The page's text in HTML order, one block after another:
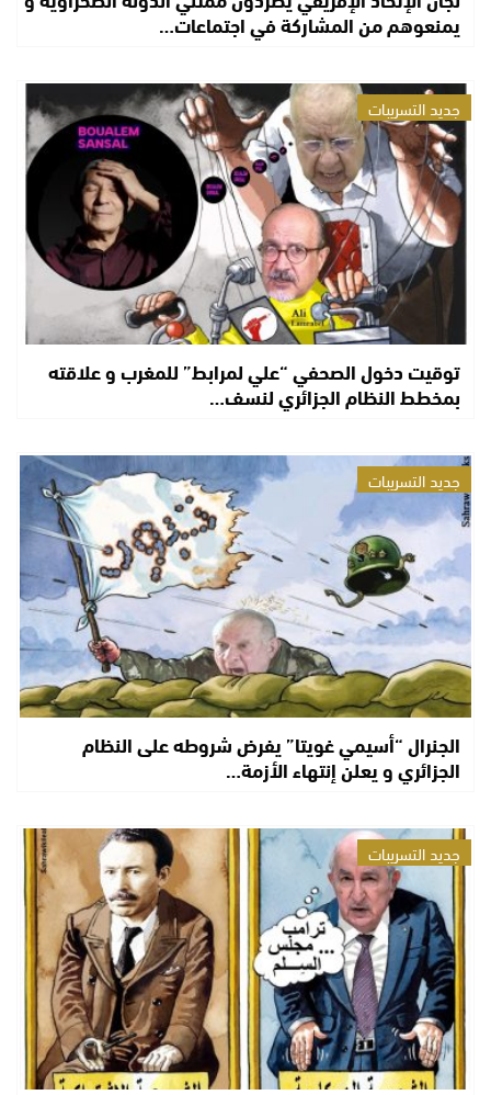
يمنعوهم من المشاركة في اجتماعات…
جديد التسريبات
توقيت دخول الصحفي “علي لمرابط” للمغرب و علاقته
بمخطط النظام الجزائري لنسف…
جديد التسريبات
الجنرال “أسيمي غويتا” يفرض شروطه على النظام
الجزائري و يعلن إنتهاء الأزمة…
جديد التسريبات